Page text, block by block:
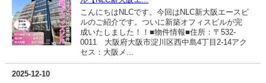
こんにちはNLCです。今回はNLC新大阪エースビ
ルのご紹介です。ついに新築オフィスビルが完
成いたしました！！■物件情報■住所：〒532-
0011 大阪府大阪市淀川区西中島4丁目2-14アク
セス：大阪メ...
2025-12-10